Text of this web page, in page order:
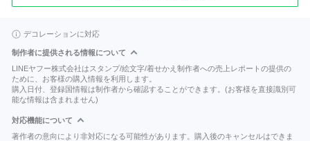
デコレーションに対応
制作者に提供される情報について
LINEヤフー株式会社はスタンプ/絵文字/着せかえ制作者への売上レポートの提供の
ために、お客様の購入情報を利用します。
購入日付、登録国情報は制作者から確認することができます。(お客様を直接識別可
能な情報は含まれません)
対応機能について
著作者の意向により非対応になる可能性があります。購入後のキャンセルはできま